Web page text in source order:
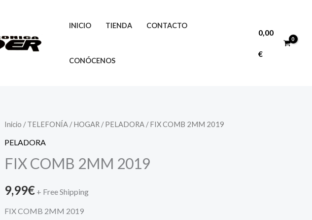
INICIO TIENDA CONTACTO
CONÓCENOS
0,00
€
Inicio /TELEFONÍA /HOGAR /PELADORA / FIX COMB 2MM 2019
PELADORA
FIX COMB 2MM 2019
9,99€ + Free Shipping
FIX COMB 2MM 2019